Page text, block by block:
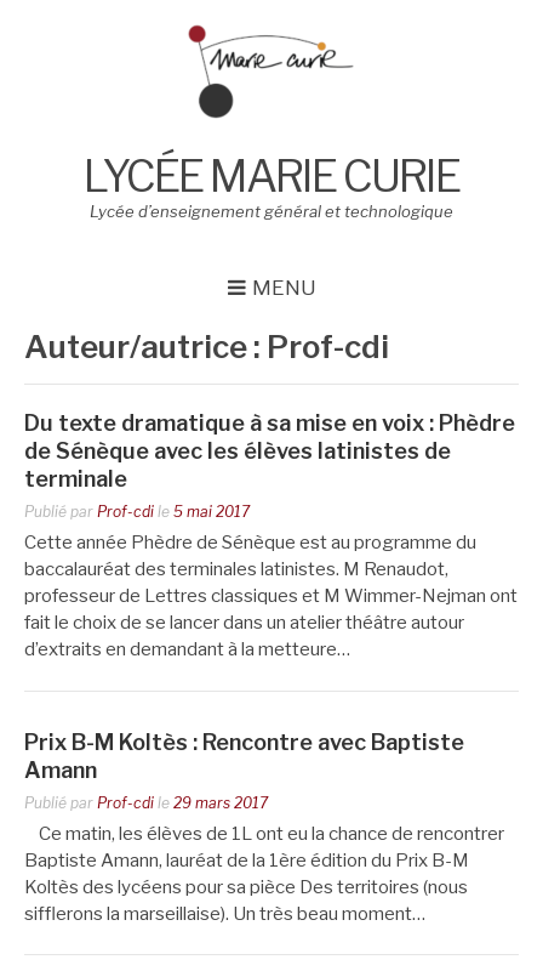
LYCÉE MARIE CURIE
Lycée d’enseignement général et technologique
MENU
Auteur/autrice : Prof-cdi
Du texte dramatique à sa mise en voix : Phèdre
de Sénèque avec les élèves latinistes de
terminale
Publié par Prof-cdi le 5 mai 2017
Cette année Phèdre de Sénèque est au programme du
baccalauréat des terminales latinistes. M Renaudot,
professeur de Lettres classiques et M Wimmer-Nejman ont
fait le choix de se lancer dans un atelier théâtre autour
d’extraits en demandant à la metteure…
Prix B-M Koltès : Rencontre avec Baptiste
Amann
Publié par Prof-cdi le 29 mars 2017
Ce matin, les élèves de 1L ont eu la chance de rencontrer
Baptiste Amann, lauréat de la 1ère édition du Prix B-M
Koltès des lycéens pour sa pièce Des territoires (nous
sifflerons la marseillaise). Un très beau moment…